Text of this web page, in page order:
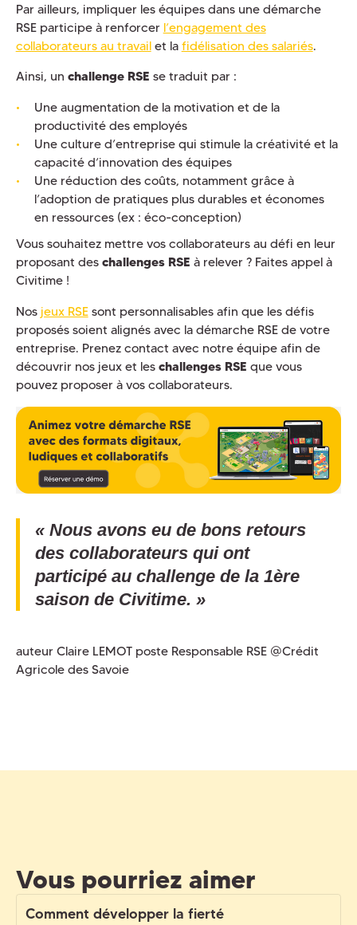
Par ailleurs, impliquer les équipes dans une démarche
RSE participe à renforcer l’engagement des
collaborateurs au travailet la fidélisation des salariés.
Ainsi, un challenge RSE se traduit par :
Une augmentation de la motivation et de la
productivité des employés
Une culture d’entreprise qui stimule la créativité et la
capacité d’innovation des équipes
Une réduction des coûts, notamment grâce à
l’adoption de pratiques plus durables et économes
en ressources (ex : éco-conception)
Vous souhaitez mettre vos collaborateurs au défi en leur
proposant des challenges RSE à relever ? Faites appel à
Civitime !
Nos jeux RSEsont personnalisables afin que les défis
proposés soient alignés avec la démarche RSE de votre
entreprise. Prenez contact avec notre équipe afin de
découvrir nos jeux et les challenges RSE que vous
pouvez proposer à vos collaborateurs.
« Nous avons eu de bons retours
des collaborateurs qui ont
participé au challenge de la 1ère
saison de Civitime. »
auteur Claire LEMOT poste Responsable RSE @Crédit
Agricole des Savoie
Vous pourriez aimer
Comment développer la fierté